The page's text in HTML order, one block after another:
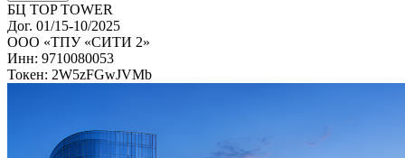
БЦ TOP TOWER
Дог. 01/15-10/2025
ООО «ТПУ «СИТИ 2»
Инн: 9710080053
Токен: 2W5zFGwJVMb